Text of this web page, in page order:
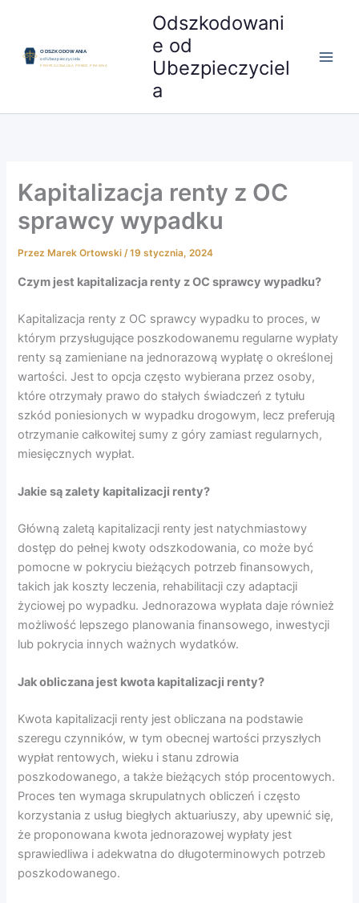
treści
Odszkodowani
e od
Ubezpieczyciel
a
Kapitalizacja renty z OC
sprawcy wypadku
Przez Marek Ortowski/19 stycznia, 2024
Czym jest kapitalizacja renty z OC sprawcy wypadku?
Kapitalizacja renty z OC sprawcy wypadku to proces, w
którym przysługujące poszkodowanemu regularne wypłaty
renty są zamieniane na jednorazową wypłatę o określonej
wartości. Jest to opcja często wybierana przez osoby,
które otrzymały prawo do stałych świadczeń z tytułu
szkód poniesionych w wypadku drogowym, lecz preferują
otrzymanie całkowitej sumy z góry zamiast regularnych,
miesięcznych wypłat.
Jakie są zalety kapitalizacji renty?
Główną zaletą kapitalizacji renty jest natychmiastowy
dostęp do pełnej kwoty odszkodowania, co może być
pomocne w pokryciu bieżących potrzeb finansowych,
takich jak koszty leczenia, rehabilitacji czy adaptacji
życiowej po wypadku. Jednorazowa wypłata daje również
możliwość lepszego planowania finansowego, inwestycji
lub pokrycia innych ważnych wydatków.
Jak obliczana jest kwota kapitalizacji renty?
Kwota kapitalizacji renty jest obliczana na podstawie
szeregu czynników, w tym obecnej wartości przyszłych
wypłat rentowych, wieku i stanu zdrowia
poszkodowanego, a także bieżących stóp procentowych.
Proces ten wymaga skrupulatnych obliczeń i często
korzystania z usług biegłych aktuariuszy, aby upewnić się,
że proponowana kwota jednorazowej wypłaty jest
sprawiedliwa i adekwatna do długoterminowych potrzeb
poszkodowanego.